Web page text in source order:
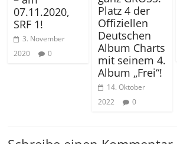
07.11.2020,
SRF 1!
3. November
2020
0
Platz 4 der
Offiziellen
Deutschen
Album Charts
mit seinem 4.
Album „Frei“!
14. Oktober
2022
0